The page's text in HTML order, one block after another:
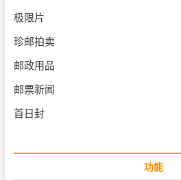
极限片
珍邮拍卖
邮政用品
邮票新闻
首日封
功能